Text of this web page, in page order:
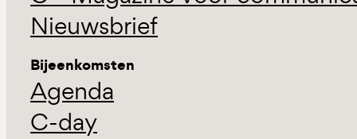
Nieuwsbrief
Bijeenkomsten
Agenda
C-day